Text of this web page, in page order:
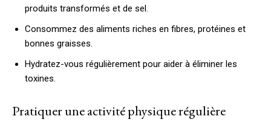
produits transformés et de sel.
Consommez des aliments riches en fibres, protéines et
bonnes graisses.
Hydratez-vous régulièrement pour aider à éliminer les
toxines.
Pratiquer une activité physique régulière